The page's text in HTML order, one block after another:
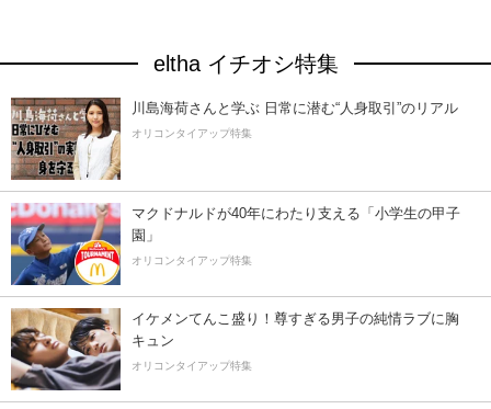
eltha イチオシ特集
川島海荷さんと学ぶ 日常に潜む“人身取引”のリアル
オリコンタイアップ特集
マクドナルドが40年にわたり支える「小学生の甲子
園」
オリコンタイアップ特集
イケメンてんこ盛り！尊すぎる男子の純情ラブに胸
キュン
オリコンタイアップ特集